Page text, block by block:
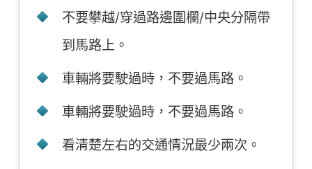
不要攀越/穿過路邊圍欄/中央分隔帶
到馬路上。
車輛將要駛過時，不要過馬路。
車輛將要駛過時，不要過馬路。
看清楚左右的交通情況最少兩次。